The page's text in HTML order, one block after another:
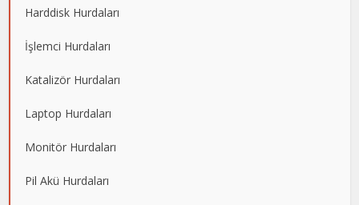
Harddisk Hurdaları
İşlemci Hurdaları
Katalizör Hurdaları
Laptop Hurdaları
Monitör Hurdaları
Pil Akü Hurdaları